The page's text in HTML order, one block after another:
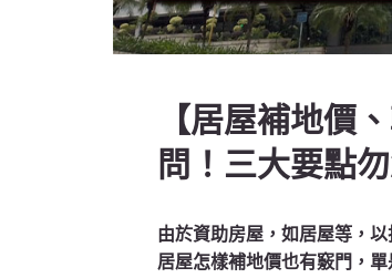
【居屋補地價
問！三大要點勿
由於資助房屋，如居屋等，
居屋怎樣補地價也有竅門，